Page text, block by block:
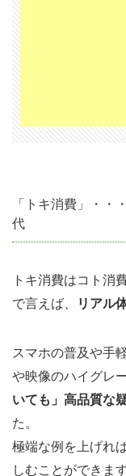
ば、
なく
くな
た」
とい
時
代。
「情
報」
「トキ消費」・・
代
トキ消費はコト消
で言えば、
リアル
スマホの普及や手
や映像のハイグレ
いても」高品質な
た。
極端な例を上げれ
しむことができま